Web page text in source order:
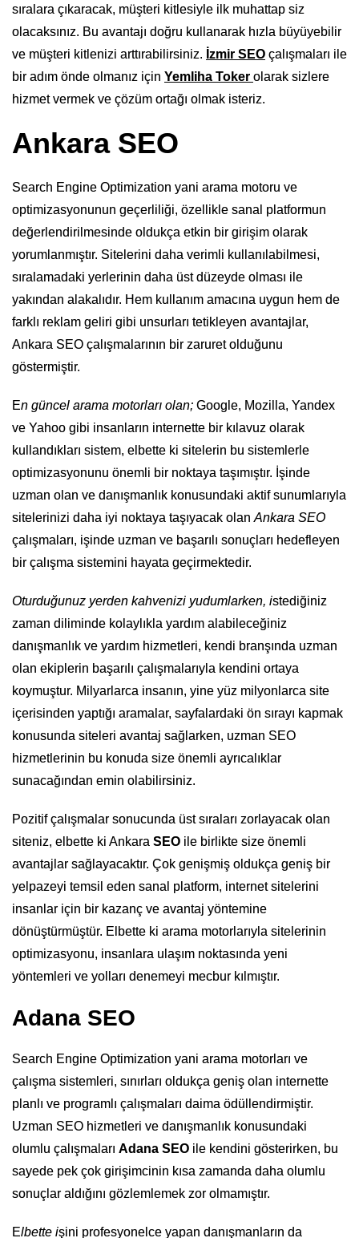
sıralara çıkaracak, müşteri kitlesiyle ilk muhattap siz
olacaksınız. Bu avantajı doğru kullanarak hızla büyüyebilir
ve müşteri kitlenizi arttırabilirsiniz. İzmir SEO çalışmaları ile
bir adım önde olmanız için Yemliha Toker olarak sizlere
hizmet vermek ve çözüm ortağı olmak isteriz.
Ankara SEO
Search Engine Optimization yani arama motoru ve
optimizasyonunun geçerliliği, özellikle sanal platformun
değerlendirilmesinde oldukça etkin bir girişim olarak
yorumlanmıştır. Sitelerini daha verimli kullanılabilmesi,
sıralamadaki yerlerinin daha üst düzeyde olması ile
yakından alakalıdır. Hem kullanım amacına uygun hem de
farklı reklam geliri gibi unsurları tetikleyen avantajlar,
Ankara SEO çalışmalarının bir zaruret olduğunu
göstermiştir.
En güncel arama motorları olan; Google, Mozilla, Yandex
ve Yahoo gibi insanların internette bir kılavuz olarak
kullandıkları sistem, elbette ki sitelerin bu sistemlerle
optimizasyonunu önemli bir noktaya taşımıştır. İşinde
uzman olan ve danışmanlık konusundaki aktif sunumlarıyla
sitelerinizi daha iyi noktaya taşıyacak olan Ankara SEO
çalışmaları, işinde uzman ve başarılı sonuçları hedefleyen
bir çalışma sistemini hayata geçirmektedir.
Oturduğunuz yerden kahvenizi yudumlarken, istediğiniz
zaman diliminde kolaylıkla yardım alabileceğiniz
danışmanlık ve yardım hizmetleri, kendi branşında uzman
olan ekiplerin başarılı çalışmalarıyla kendini ortaya
koymuştur. Milyarlarca insanın, yine yüz milyonlarca site
içerisinden yaptığı aramalar, sayfalardaki ön sırayı kapmak
konusunda siteleri avantaj sağlarken, uzman SEO
hizmetlerinin bu konuda size önemli ayrıcalıklar
sunacağından emin olabilirsiniz.
Pozitif çalışmalar sonucunda üst sıraları zorlayacak olan
siteniz, elbette ki Ankara SEO ile birlikte size önemli
avantajlar sağlayacaktır. Çok genişmiş oldukça geniş bir
yelpazeyi temsil eden sanal platform, internet sitelerini
insanlar için bir kazanç ve avantaj yöntemine
dönüştürmüştür. Elbette ki arama motorlarıyla sitelerinin
optimizasyonu, insanlara ulaşım noktasında yeni
yöntemleri ve yolları denemeyi mecbur kılmıştır.
Adana SEO
Search Engine Optimization yani arama motorları ve
çalışma sistemleri, sınırları oldukça geniş olan internette
planlı ve programlı çalışmaları daima ödüllendirmiştir.
Uzman SEO hizmetleri ve danışmanlık konusundaki
olumlu çalışmaları Adana SEO ile kendini gösterirken, bu
sayede pek çok girişimcinin kısa zamanda daha olumlu
sonuçlar aldığını gözlemlemek zor olmamıştır.
Elbette işini profesyonelce yapan danışmanların da